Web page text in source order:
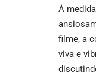
À
filme, a
viva e